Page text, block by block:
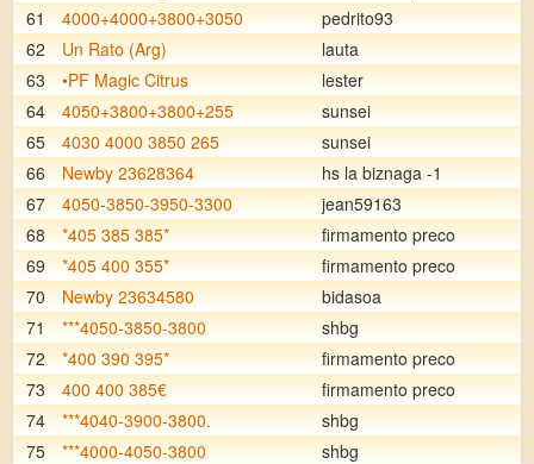
61
4000+4000+3800+3050
pedrito93
62
Un Rato (Arg)
lauta
63
•PF Magic Citrus
lester
64
4050+3800+3800+255
sunsei
65
4030 4000 3850 265
sunsei
66
Newby 23628364
hs la biznaga -1
67
4050-3850-3950-3300
jean59163
68
*405 385 385*
firmamento preco
69
*405 400 355*
firmamento preco
70
Newby 23634580
bidasoa
71
***4050-3850-3800
shbg
72
*400 390 395*
firmamento preco
73
400 400 385€
firmamento preco
74
***4040-3900-3800.
shbg
75
***4000-4050-3800
shbg